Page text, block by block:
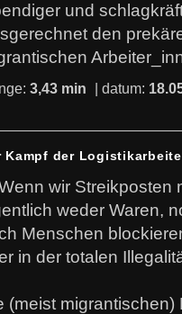
und
den
3,43 min | datum:
Kampf der
wir Streikposten
weder Waren,
Menschen
in der totalen
(meist